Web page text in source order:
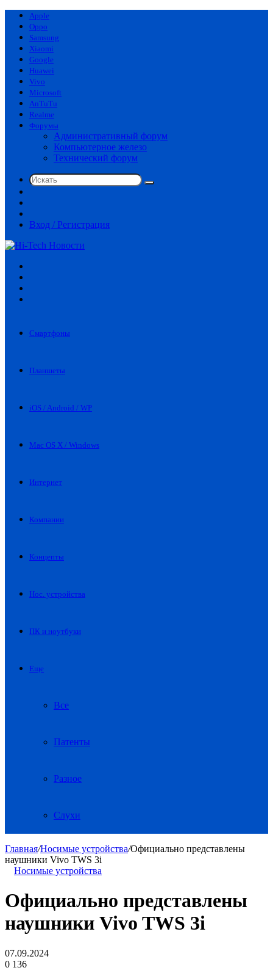
Apple
Oppo
Samsung
Xiaomi
Google
Huawei
Vivo
Microsoft
AnTuTu
Realme
Форумы
Административный форум
Компьютерное железо
Технический форум
Искать
статья
Вход / Регистрация
Смартфоны
Планшеты
iOS / Android / WP
Mac OS X / Windows
Интернет
Компании
Концепты
Нос. устройства
ПК и ноутбуки
Еще
Все
Патенты
Разное
Слухи
Главная/Носимые устройства/Официально представлены
наушники Vivo TWS 3i
Носимые устройства
Официально представлены
наушники Vivo TWS 3i
07.09.2024
0 136